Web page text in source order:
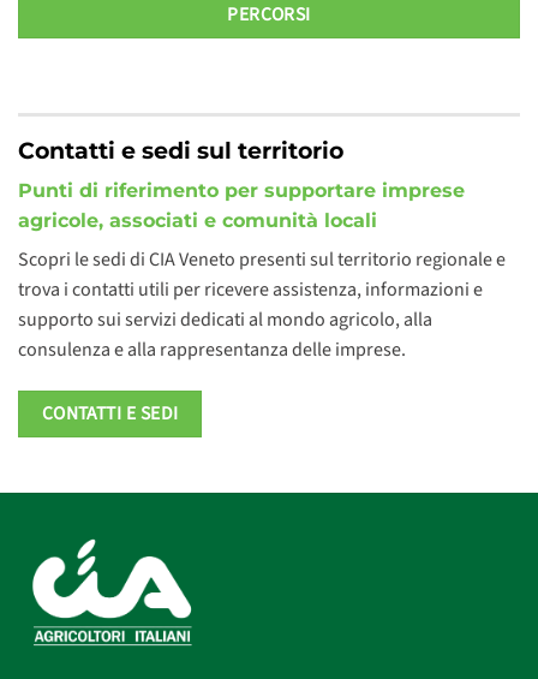
PERCORSI
Contatti e sedi sul territorio
Punti di riferimento per supportare imprese
agricole, associati e comunità locali
Scopri le sedi di CIA Veneto presenti sul territorio regionale e
trova i contatti utili per ricevere assistenza, informazioni e
supporto sui servizi dedicati al mondo agricolo, alla
consulenza e alla rappresentanza delle imprese.
CONTATTI E SEDI